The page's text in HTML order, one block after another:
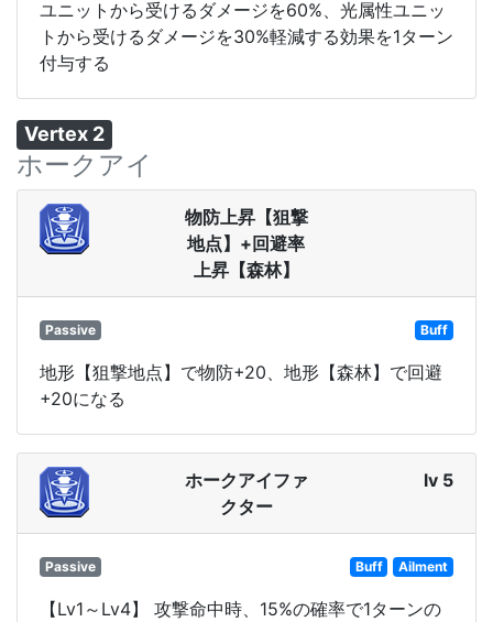
ユニットから受けるダメージを60%、光属性ユニッ
トから受けるダメージを30%軽減する効果を1ターン
付与する
Vertex 2
ホークアイ
物防上昇【狙撃
地点】+回避率
上昇【森林】
Passive Buff
地形【狙撃地点】で物防+20、地形【森林】で回避
+20になる
ホークアイファ
クター
lv 5
Passive Buff Ailment
【Lv1～Lv4】 攻撃命中時、15%の確率で1ターンの